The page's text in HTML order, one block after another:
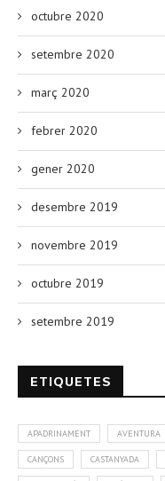
octubre 2020
setembre 2020
març 2020
febrer 2020
gener 2020
desembre 2019
novembre 2019
octubre 2019
setembre 2019
ETIQUETES
APADRINAMENT AVENTURA
CANÇONS CASTANYADA